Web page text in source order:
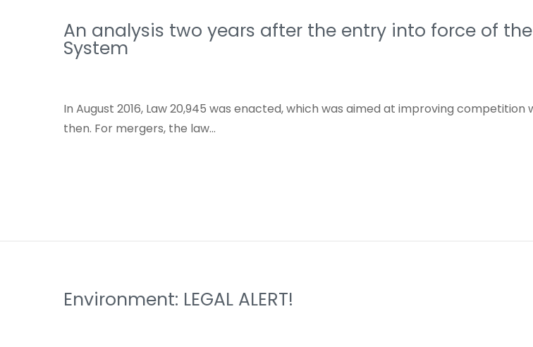
An analysis two years after the entry into force of
System
In August 2016, Law 20,945 was enacted, which was aimed at improving
then. For mergers, the law…
Environment: LEGAL ALERT!